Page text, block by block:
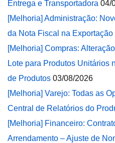
Entrega e Transportadora 04/
[Melhoria] Administração:
da Nota Fiscal na
[Melhoria] Compras:
Lote para Produtos Unitários
de Produtos 03/08/2026
[Melhoria] Varejo: Todas as
Central de Relatórios do
[Melhoria] Financeiro:
Arrendamento – Ajuste de